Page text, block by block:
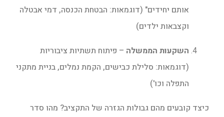
אותם יחידים" (דוגמאות: הבטחת הכנסה, דמי אבטלה
וקצבאות ילדים)
השקעות הממשלה – פיתוח תשתיות ציבוריות
(דוגמאות: סלילת כבישים, הקמת נמלים, בניית מתקני
התפלה וכו')
כיצד קובעים מהם גבולות הגזרה של התקציב? מהו סדר